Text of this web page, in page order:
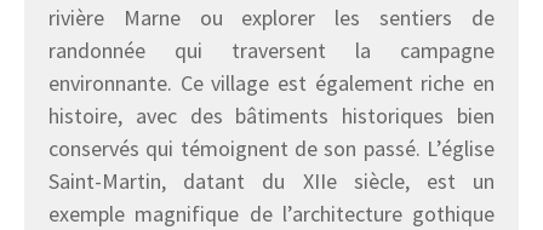
rivière Marne ou explorer les sentiers de
randonnée qui traversent la campagne
environnante. Ce village est également riche en
histoire, avec des bâtiments historiques bien
conservés qui témoignent de son passé. L’église
Saint-Martin, datant du XIIe siècle, est un
exemple magnifique de l’architecture gothique